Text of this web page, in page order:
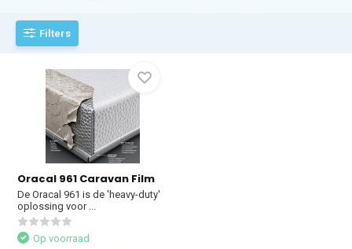
Filters
Oracal 961 Caravan Film
De Oracal 961 is de 'heavy-duty'
oplossing voor ...
Op voorraad